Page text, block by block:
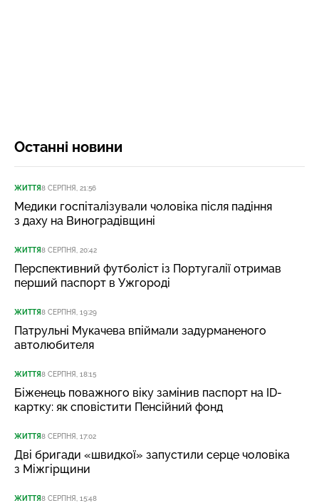
Останні новини
ЖИТТЯ8 СЕРПНЯ, 21:56
Медики госпіталізували чоловіка після падіння
з даху на Виноградівщині
ЖИТТЯ8 СЕРПНЯ, 20:42
Перспективний футболіст із Португалії отримав
перший паспорт в Ужгороді
ЖИТТЯ8 СЕРПНЯ, 19:29
Патрульні Мукачева впіймали задурманеного
автолюбителя
ЖИТТЯ8 СЕРПНЯ, 18:15
Біженець поважного віку замінив паспорт на ID-
картку: як сповістити Пенсійний фонд
ЖИТТЯ8 СЕРПНЯ, 17:02
Дві бригади «швидкої» запустили серце чоловіка
з Міжгірщини
ЖИТТЯ8 СЕРПНЯ, 15:48